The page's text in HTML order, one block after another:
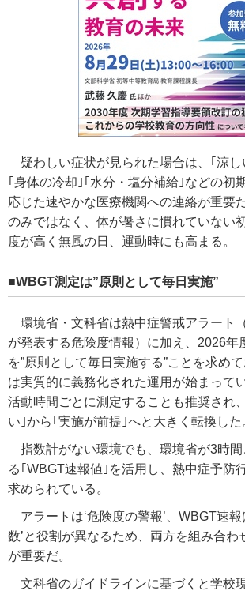
疑わしい症状が見られた場合は、｢涼し
｢身体の冷却｣｢水分・塩分補給｣などの初
応じた速やかな医療機関への連絡が重要
のみではなく、体が暑さに慣れていない
度が高く無風の日、運動時にも高まる。
■WBGT測定は”原則として毎日実施”
環境省・文科省は熱中症警戒アラート
が発表する危険度情報）に加え、2026年
を”原則として毎日実施する”ことを求め
は実質的に義務化された運用が始まって
活動時間ごとに測定することも推奨され
い｣から｢実施が前提｣へと大きく転換した
指数計がない環境でも、環境省が3時
る｢WBGT速報値｣を活用し、熱中症予防
求められている。
アラートは‘危険度の警報’、WBGT速
数’と役割が異なるため、両方を組み合わ
が重要だ。
文科省のガイドラインに基づくと学校